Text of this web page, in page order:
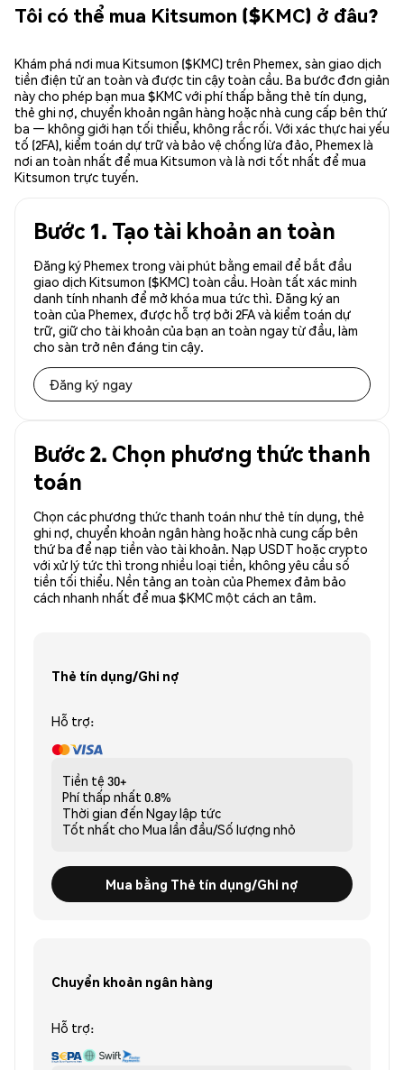
Tôi có thể mua Kitsumon ($KMC) ở đâu?
Khám phá nơi mua Kitsumon ($KMC) trên Phemex, sàn giao dịch
tiền điện tử an toàn và được tin cậy toàn cầu. Ba bước đơn giản
này cho phép bạn mua $KMC với phí thấp bằng thẻ tín dụng,
thẻ ghi nợ, chuyển khoản ngân hàng hoặc nhà cung cấp bên thứ
ba — không giới hạn tối thiểu, không rắc rối. Với xác thực hai yếu
tố (2FA), kiểm toán dự trữ và bảo vệ chống lừa đảo, Phemex là
nơi an toàn nhất để mua Kitsumon và là nơi tốt nhất để mua
Kitsumon trực tuyến.
Bước 1. Tạo tài khoản an toàn
Đăng ký Phemex trong vài phút bằng email để bắt đầu
giao dịch Kitsumon ($KMC) toàn cầu. Hoàn tất xác minh
danh tính nhanh để mở khóa mua tức thì. Đăng ký an
toàn của Phemex, được hỗ trợ bởi 2FA và kiểm toán dự
trữ, giữ cho tài khoản của bạn an toàn ngay từ đầu, làm
cho sàn trở nên đáng tin cậy.
Đăng ký ngay
Bước 2. Chọn phương thức thanh
toán
Chọn các phương thức thanh toán như thẻ tín dụng, thẻ
ghi nợ, chuyển khoản ngân hàng hoặc nhà cung cấp bên
thứ ba để nạp tiền vào tài khoản. Nạp USDT hoặc crypto
với xử lý tức thì trong nhiều loại tiền, không yêu cầu số
tiền tối thiểu. Nền tảng an toàn của Phemex đảm bảo
cách nhanh nhất để mua $KMC một cách an tâm.
Thẻ tín dụng/Ghi nợ
Hỗ trợ:
Tiền tệ 30+
Phí thấp nhất 0.8%
Thời gian đến Ngay lập tức
Tốt nhất cho Mua lần đầu/Số lượng nhỏ
Mua bằng Thẻ tín dụng/Ghi nợ
Chuyển khoản ngân hàng
Hỗ trợ: